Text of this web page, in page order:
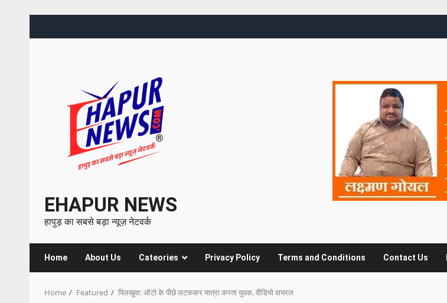
EHAPUR NEWS
हापुड़ का सबसे बड़ा न्यूज़ नेटवर्क
Home About Us Cateories Privacy Policy Terms and Conditions Contact Us
Home Featured पिलखुवा: ऑटो के पीछे लटककर यात्रा करता युवक, वीडियो वायरल